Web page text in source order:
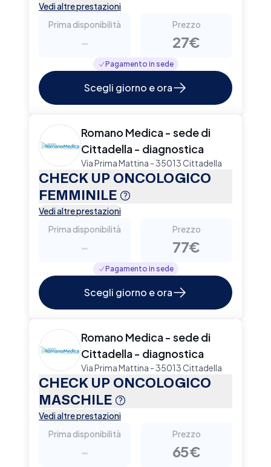
Vedi altre prestazioni
Prima disponibilità
-
Prezzo
27€
Pagamento in sede
Scegli giorno e ora
Romano Medica - sede di
Cittadella - diagnostica
Via Prima Mattina - 35013 Cittadella
CHECK UP ONCOLOGICO
FEMMINILE
Vedi altre prestazioni
Prima disponibilità
-
Prezzo
77€
Pagamento in sede
Scegli giorno e ora
Romano Medica - sede di
Cittadella - diagnostica
Via Prima Mattina - 35013 Cittadella
CHECK UP ONCOLOGICO
MASCHILE
Vedi altre prestazioni
Prima disponibilità
-
Prezzo
65€